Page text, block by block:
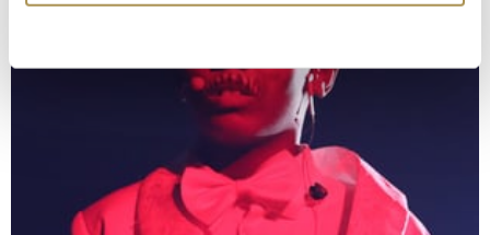
erfassen, welche bis auf einige Meter genau sein
bestimmten Merkmalen (Fingerprinting) identifizieren
Erfahren Sie mehr darüber, wie Ihre persönlichen Daten
verarbeitet werden, und legen Sie Ihre Präferenzen im
Abschnitt Einzelheitenfest.
Wir verwenden Cookies, um Inhalte und Anzeigen zu